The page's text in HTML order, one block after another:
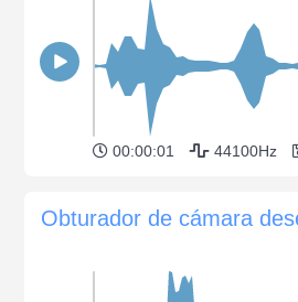
00:00:01 44100Hz
Obturador de cámara